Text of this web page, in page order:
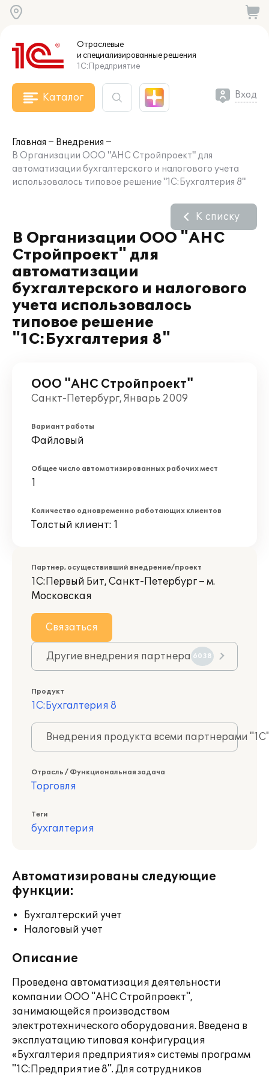
Отраслевые
и специализированныерешения
1С:Предприятие
Каталог Вход
Главная
Внедрения
В Организации ООО "АНС Стройпроект" для
автоматизации бухгалтерского и налогового учета
использовалось типовое решение "1С:Бухгалтерия 8"
В Организации ООО "АНС
Стройпроект" для
автоматизации
бухгалтерского и налогового
учета использовалось
типовое решение
"1С:Бухгалтерия 8"
К списку
ООО "АНС Стройпроект"
Санкт-Петербург, Январь 2009
Вариант работы
Файловый
Общее число автоматизированных рабочих мест
1
Количество одновременно работающих клиентов
Толстый клиент: 1
Партнер, осуществивший внедрение/проект
1С:Первый Бит, Санкт-Петербург – м.
Московская
Связаться
Другие внедрения партнера 6038
Продукт
1С:Бухгалтерия 8
Внедрения продукта всеми партнерами
Отрасль / Функциональная задача
Торговля
Теги
бухгалтерия
Автоматизированы следующие
функции:
Бухгалтерский учет
Налоговый учет
Описание
Проведена автоматизация деятельности
компании ООО "АНС Стройпроект",
занимающейся производством
электротехнического оборудования. Введена в
эксплуатацию типовая конфигурация
«Бухгалтерия предприятия» системы программ
"1С:Предприятие 8". Для сотрудников